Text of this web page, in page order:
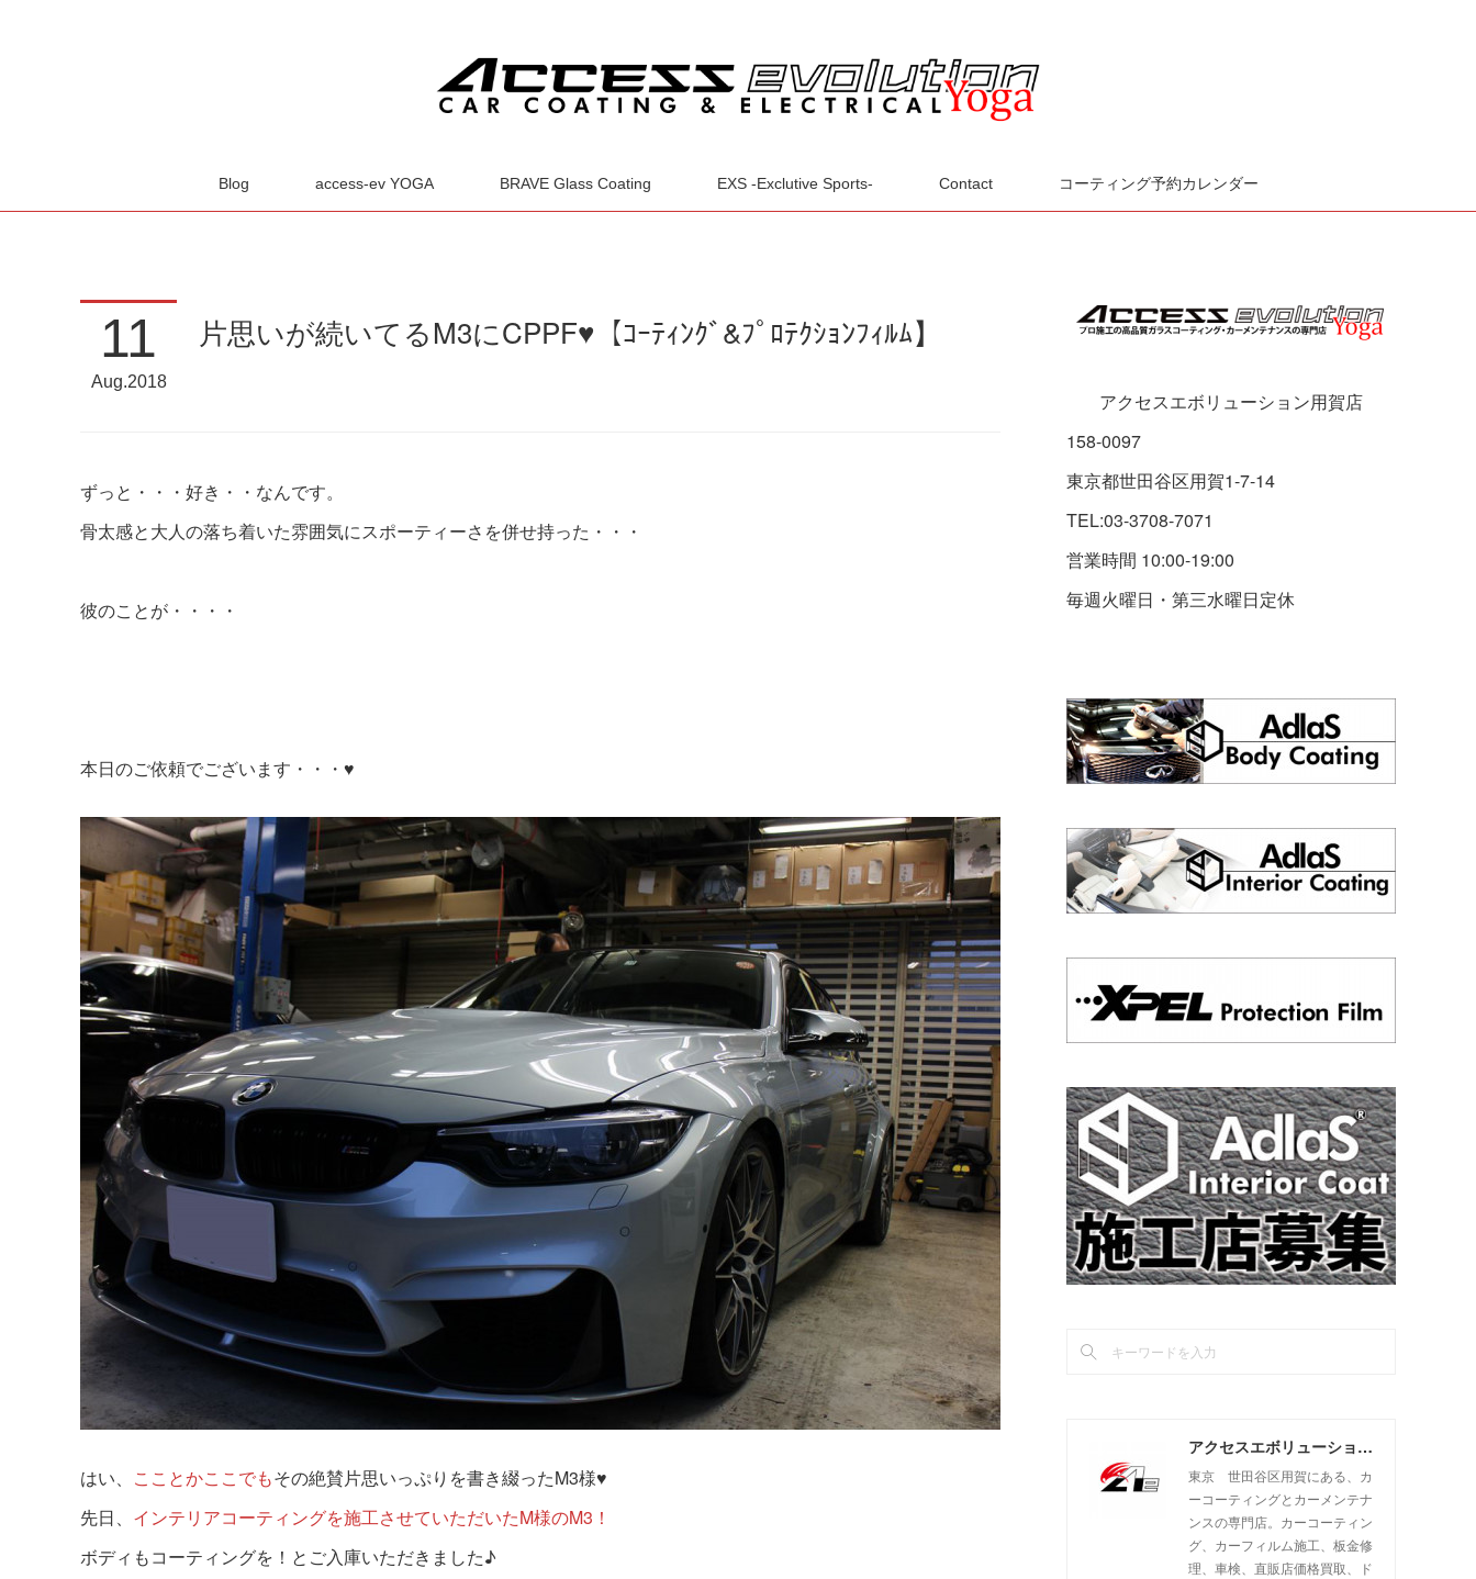
Blog access-ev YOGA BRAVE Glass Coating EXS -Exclutive Sports- Contact コーティング予約カレンダー
11
Aug 2018
片思いが続いてるM3にCPPF♥【ｺｰﾃｨﾝｸﾞ&ﾌﾟﾛﾃｸｼｮﾝﾌｨﾙﾑ】
ずっと・・・好き・・なんです。
骨太感と大人の落ち着いた雰囲気にスポーティーさを併せ持った・・・
彼のことが・・・・
本日のご依頼でございます・・・♥
はい、 こことかここでもその絶賛片思いっぷりを書き綴ったM3様♥
先日、 インテリアコーティングを施工させていただいたM様のM3！
ボディもコーティングを！とご入庫いただきました♪
アクセスエボリューション用賀店
158-0097
東京都世田谷区用賀1-7-14
TEL:03-3708-7071
営業時間 10:00-19:00
毎週火曜日・第三水曜日定休
アクセスエボリューション用賀店 カーコーティング・カーメンテナンスの専門店
東京 世田谷区用賀にある、カ
ーコーティングとカーメンテナ
ンスの専門店。カーコーティン
グ、カーフィルム施工、板金修
理、車検、直販店価格買取、ド